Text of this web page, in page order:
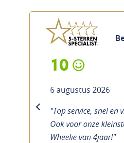
10
6 augustus 2026
"Top service, snel en
Ook voor onze
Wheelie van 4jaar!"
previous